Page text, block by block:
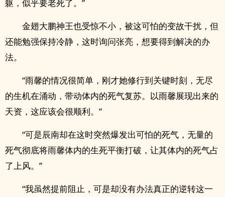
躯，似乎要老死了。”
金翅大鹏神王也受惊不小，被这可怕的变故干扰，但
还能勉强保持冷静，这时询问张亮，想要得到解决的办
法。
“雨馨的情况很简单，刚才她修行到关键时刻，无尽
的生机在涌动，带动体内的死气复苏。以雨馨展现出来的
天资，这应该会很顺利。”
“可是辰南却在这时突然爆发出可怕的死气，无量的
死气彻底将雨馨体内的生死平衡打破，让其体内的死气占
了上风。”
“我虽然提前阻止，可是却没有办法真正的逆转这一